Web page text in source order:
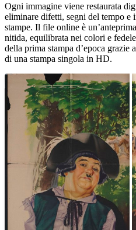
Ogni immagine viene restaurata
eliminare difetti, segni del tempo
stampe. Il file online è
nitida, equilibrata nei colori e
della prima stampa d’epoca
di una stampa singola in HD.